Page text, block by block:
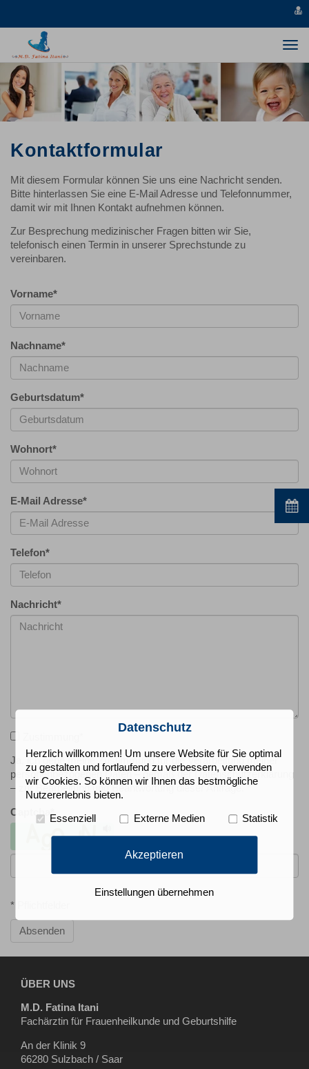
Kontaktformular
Mit diesem Formular können Sie uns eine Nachricht senden.
Bitte hinterlassen Sie eine E-Mail Adresse und Telefonnummer,
damit wir mit Ihnen Kontakt aufnehmen können.
Zur Besprechung medizinischer Fragen bitten wir Sie,
telefonisch einen Termin in unserer Sprechstunde zu
vereinbaren.
Vorname*
Nachname*
Geburtsdatum*
Wohnort*
E-Mail Adresse*
Telefon*
Nachricht*
Ja, ich gebe meine Zustimmung für die Verarbeitung meiner
personenbezogenen Daten – gemäß der Datenschutzerklärung
– zur Bearbeitung und Beantwortung dieser Anfrage. *
Captcha *
* Pflichtfelder
Absenden
ÜBER UNS
M.D. Fatina Itani
Fachärztin für Frauenheilkunde und Geburtshilfe
An der Klinik 9
66280 Sulzbach / Saar
Datenschutz
Herzlich willkommen! Um unsere Website für Sie optimal
zu gestalten und fortlaufend zu verbessern, verwenden
wir Cookies. So können wir Ihnen das bestmögliche
Nutzererlebnis bieten.
Essenziell Externe Medien Statistik
Akzeptieren
Einstellungen übernehmen